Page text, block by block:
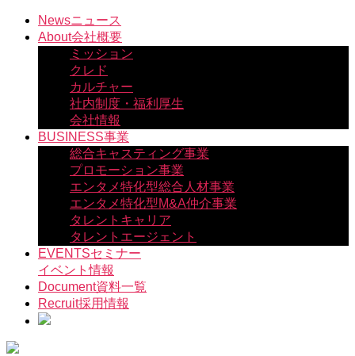
Newsニュース
About会社概要
ミッション
クレド
カルチャー
社内制度・福利厚生
会社情報
BUSINESS事業
総合キャスティング事業
プロモーション事業
エンタメ特化型総合人材事業
エンタメ特化型M&A仲介事業
タレントキャリア
タレントエージェント
EVENTSセミナー
イベント情報
Document資料一覧
Recruit採用情報